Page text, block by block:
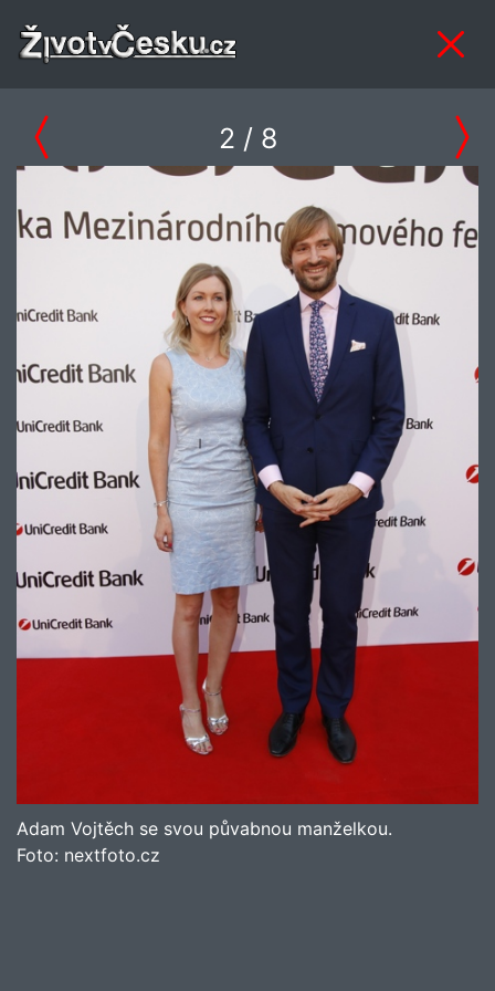
2 / 8
Adam Vojtěch se svou půvabnou manželkou.
Foto: nextfoto.cz